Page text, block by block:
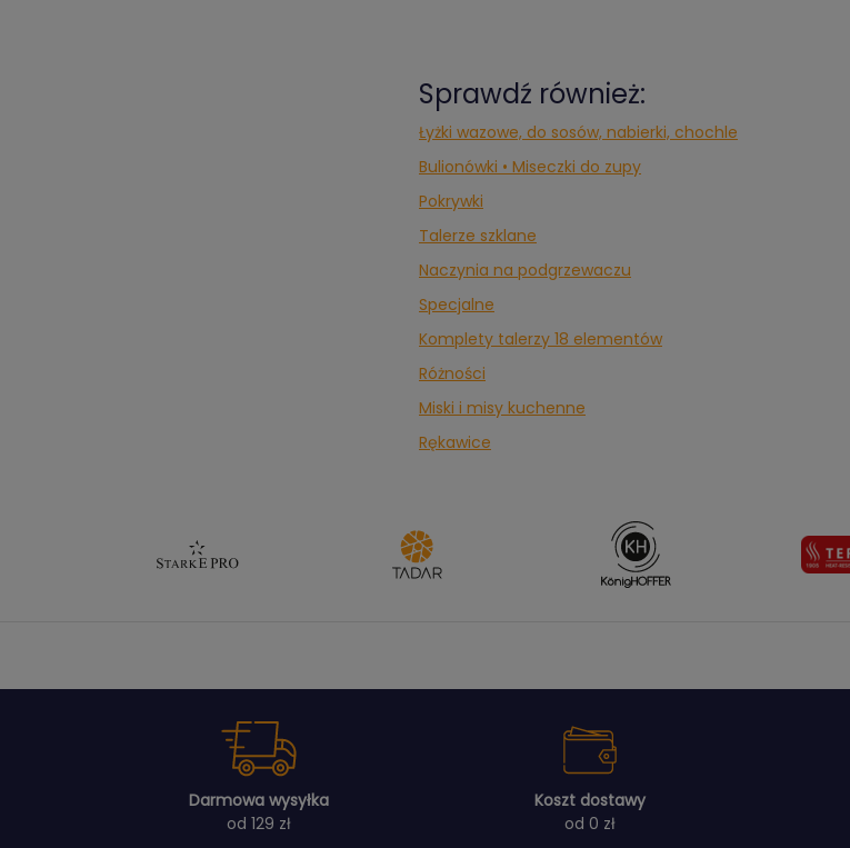
Sprawdź również:
Łyżki wazowe, do sosów, nabierki, chochle
Bulionówki • Miseczki do zupy
Pokrywki
Talerze szklane
Naczynia na podgrzewaczu
Specjalne
Komplety talerzy 18 elementów
Różności
Miski i misy kuchenne
Rękawice
Darmowa wysyłka
od 129 zł
Koszt dostawy
od 0 zł